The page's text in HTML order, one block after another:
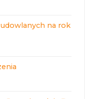
na rok